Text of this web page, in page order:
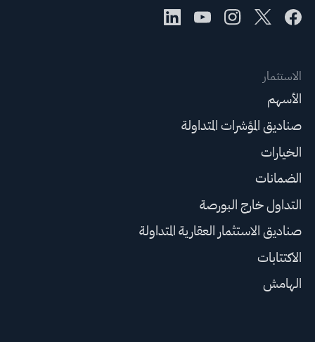
الاستثمار
الأسهم
صناديق المؤشرات المتداولة
الخيارات
الضمانات
التداول خارج البورصة
صناديق الاستثمار العقارية المتداولة
الاكتتابات
الهامش